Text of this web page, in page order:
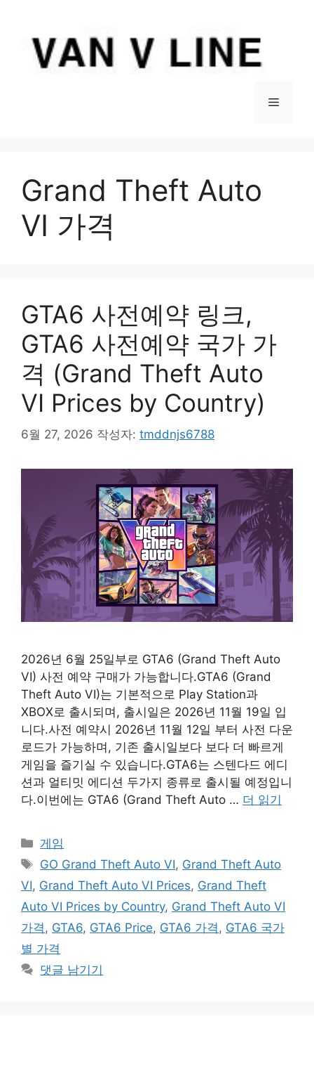
메
Grand Theft Auto
VI 가격
GTA6 사전예약 링크,
GTA6 사전예약 국가 가
격 (Grand Theft Auto
VI Prices by Country)
6월 27, 2026 작성자: tmddnjs6788
2026년 6월 25일부로 GTA6 (Grand Theft Auto
VI) 사전 예약 구매가 가능합니다.GTA6 (Grand
Theft Auto VI)는 기본적으로 Play Station과
XBOX로 출시되며, 출시일은 2026년 11월 19일 입
니다.사전 예약시 2026년 11월 12일 부터 사전 다운
로드가 가능하며, 기존 출시일보다 보다 더 빠르게
게임을 즐기실 수 있습니다.GTA6는 스텐다드 에디
션과 얼티밋 에디션 두가지 종류로 출시될 예정입니
다.이번에는 GTA6 (Grand Theft Auto … 더 읽기
카
테
리
게임
태
그
GO Grand Theft Auto VI, Grand Theft Auto
VI, Grand Theft Auto VI Prices, Grand Theft
Auto VI Prices by Country, Grand Theft Auto VI
가격 , GTA6, GTA6 Price, GTA6 가격 , GTA6 국가
별 가격
댓글 남기기